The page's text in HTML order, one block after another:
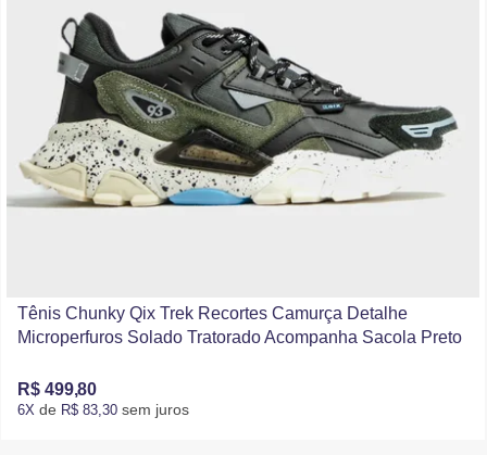
Tênis Chunky Qix Trek Recortes Camurça Detalhe
Microperfuros Solado Tratorado Acompanha Sacola Preto
R$ 499,80
6X de R$ 83,30 sem juros